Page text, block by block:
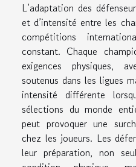
L’adaptation des
et d’intensité entre les
compétitions
constant. Chaque
exigences physiques,
soutenus dans les ligues
intensité différente
sélections du monde
peut provoquer une
chez les joueurs. Les
leur préparation, non